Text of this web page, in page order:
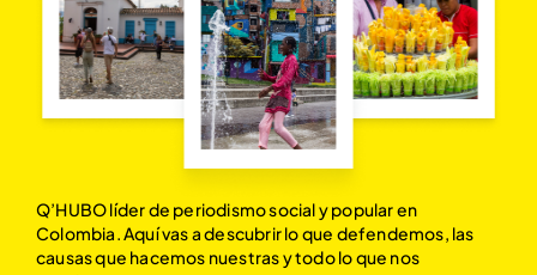
Q’HUBO líder de periodismo social y popular en
Colombia. Aquí vas a descubrir lo que defendemos, las
causas que hacemos nuestras y todo lo que nos